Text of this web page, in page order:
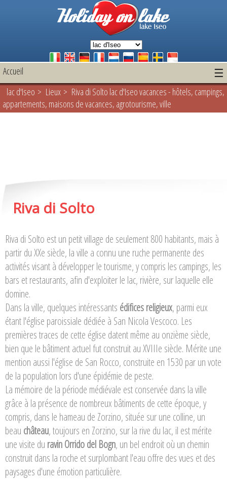
Accueil ☰
lac d'Iseo > Lieux > Riva di Solto lac d'Iseo vacances - hôtels, campings,
appartements, maisons de vacances, agrotourisme, ville
Riva di Solto
Riva di Solto est un petit village de seulement 800 habitants, mais à
partir du XXe siècle, la ville a connu une ruche permanente des
activités visant à développer le tourisme, y compris les campings, les
bars et restaurants, afin d'exploiter le lac, rivière, sur laquelle elle
domine.
Dans la ville, quelques intéressants édifices religieux, parmi eux
étant l'église paroissiale dédiée à San Nicola Vescoco. Les
premières traces de cette église datent même au onzième siècle,
bien que le bâtiment actuel fut construit au XVIIIe siècle. Mérite une
mention aussi l'église de San Rocco, construite en 1530 par un vote
de la population lors d'une épidémie de peste.
La mémoire de la période médiévale est conservée dans la ville
grâce à la présence de nombreux bâtiments de cette époque, y
compris, dans le hameau de Zorzino, située sur une colline, un
beau château, toujours en Zorzino, sur la rive du lac, il est mérite
une visite du ravin Orrido del Bogn, un bel endroit où un chemin
construit dans la roche et surplombant l'eau offre des vues et des
paysages d'une émotion particulière.